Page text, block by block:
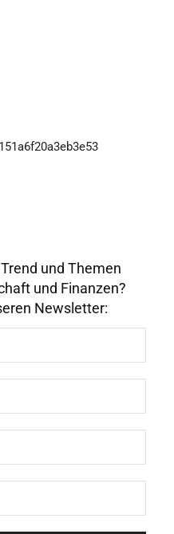
und Themen
und Finanzen?
Newsletter: